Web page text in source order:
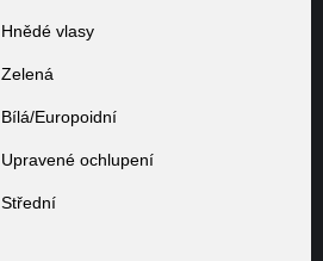
Hnědé vlasy
Zelená
Bílá/Europoidní
Upravené ochlupení
Střední